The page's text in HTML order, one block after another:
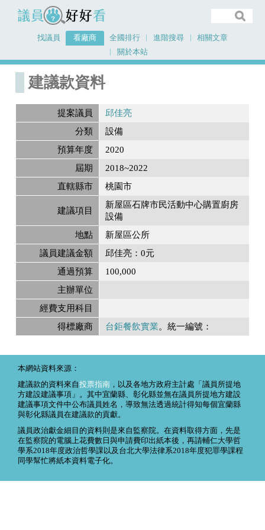
議員好好看
找議員 看廠商 全國排行 進階搜尋
相關文章
關於本站
首頁
建議款資料
提案議員
邱佳亮
分類
設備
預算年度
2020
屆期
2018~2022
直轄縣市
桃園市
建議項目
新屋區石牌市民活動中心購置廚房
設備
地點
新屋區公所
議員建議金額
邱佳亮：0元
通過預算
100,000
主辦單位
經費支用科目
得標廠商
台鉅餐飲實業。統一編號：
本網站資料來源：
建議款的資料來自投票指南 ，以及各地方政府主計處「議員所提地
方建設建議事項」。其中宜蘭縣、彰化縣並無在議員所提地方建設
建議事項文件中公布議員姓名，導致無法透過統計得知每個宜蘭縣
與彰化縣議員在建議款的貢獻。
議員政治獻金細目的資料則是來自監察院。在資料取得方面，先是
在監察院的電腦上花費數日與申請費印出紙本後，再請輔仁大學哲
學系2018年度政治哲學課以及台北大學法律系2018年度犯罪學課程
同學幫忙將紙本資料電子化。